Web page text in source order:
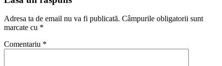
Adresa ta de email nu va fi publicată. Câmpurile obligatorii sunt
marcate cu *
Comentariu *